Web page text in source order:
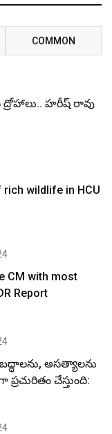
COMMON
ద్రోహాలు.. హరీష్ రావు
wildlife in HCU
CM with most
Report
అసత్యాలను
చేస్తుంది: